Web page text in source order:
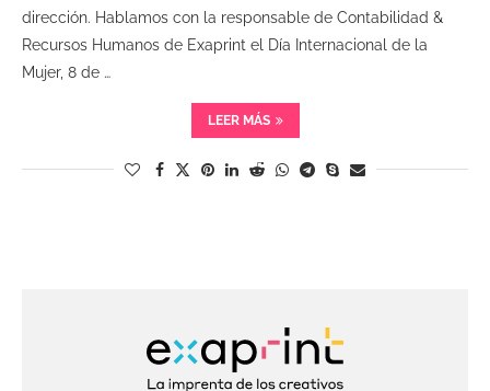
dirección. Hablamos con la responsable de Contabilidad &
Recursos Humanos de Exaprint el Día Internacional de la
Mujer, 8 de …
LEER MÁS